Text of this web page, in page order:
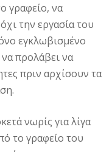
γραφείο, να
την εργασία του
εγκλωβισμένο
προλάβει να
πριν αρχίσουν τα
νωρίς για λίγα
το γραφείο του